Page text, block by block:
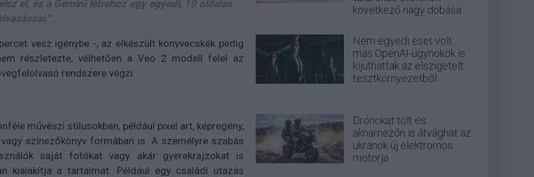
el, és a Gemini létrehoz egy egyedi, 10 oldalas
vesz igénybe -, az elkészült könyvecskék pedig
részletezte, vélhetően a Veo 2 modell felel az
rendszere végzi.
művészi stílusokban, például pixel art, képregény,
színezőkönyv formában is. A személyre szabás
saját fotókat vagy akár gyerekrajzokat is
kialakítja a tartalmat. Például egy családi utazás
következő nagy dobása
Nem egyedi eset volt:
más OpenAI-ügynökök is
kijuthattak az elszigetelt
tesztkörnyezetből
Drónokat tölt és
aknamezőn is átvághat az
ukránok új elektromos
motorja